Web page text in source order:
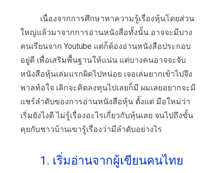
เนื่องจากการศึกษาหาความรู้เรื่องหุ้นโดยส่วน
ใหญ่แล้วมาจากการอ่านหนังสือทั้งนั้น อาจจะมีบาง
คนเรียนจาก Youtube แต่ก็ต้องอ่านหนังสือประกอบ
อยู่ดี เพื่อเสริมพื้นฐานให้แน่น แต่บางคนอาจจะจับ
หนังสือหุ้นเล่มแรกผิดไปหน่อย เจอเล่มยากเข้าไปจึง
พาลท้อใจ เลิกจะคิดลงทุนไปเลยก็มี ผมเลยอยากจะมี
แชร์ลำดับของการอ่านหนังสือหุ้น ตั้งแต่ มือใหม่ว่า
เริ่มยังไงดี ไม่รู้เรื่องอะไรเกี่ยวกับหุ้นเลย จนไปถึงขั้น
คุยกับชาวบ้านเขารู้เรื่องว่ามีลำดับอย่างไร
1. เริ่มอ่านจากผู้เขียนคนไทย